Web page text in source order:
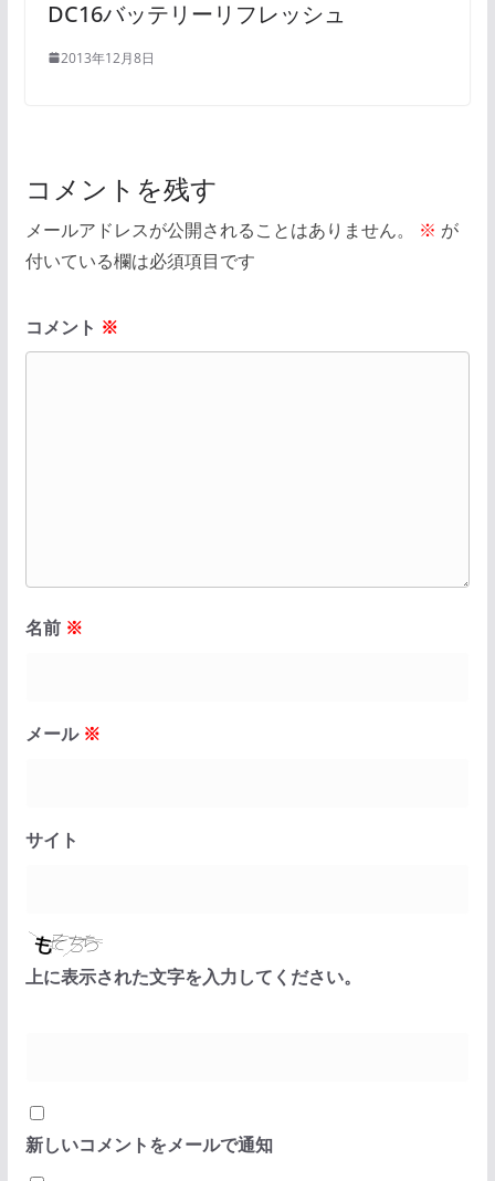
DC16バッテリーリフレッシュ
2013年12月8日
コメントを残す
メールアドレスが公開されることはありません。 ※ が
付いている欄は必須項目です
コメント ※
名前 ※
メール ※
サイト
上に表示された文字を入力してください。
新しいコメントをメールで通知